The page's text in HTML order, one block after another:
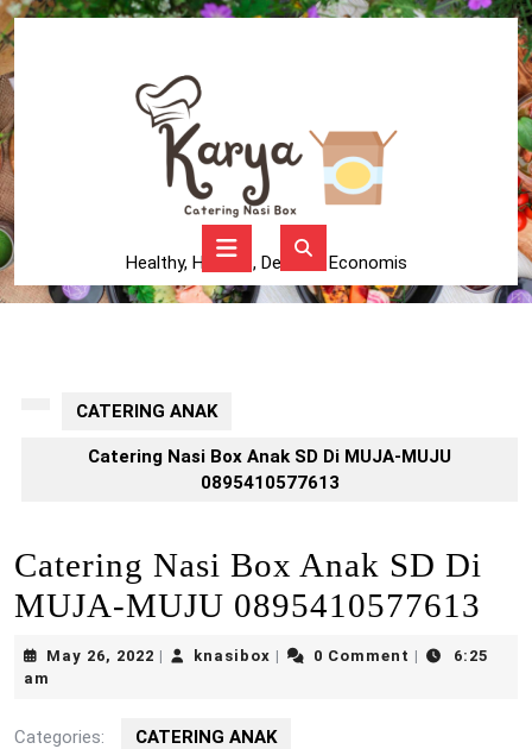
Skip
to
content
Healthy, Higienis, Delicius, Economis
Button
CATERING ANAK
Catering Nasi Box Anak SD Di MUJA-MUJU
0895410577613
Catering Nasi Box Anak SD Di
MUJA-MUJU 0895410577613
May 26, 2022 May
knasibox knasibox0 Comment
6:25
am
Categories: CATERING ANAK